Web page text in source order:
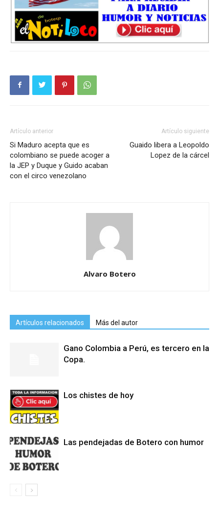
Artículo anterior
Si Maduro acepta que es
colombiano se puede acoger a
la JEP y Duque y Guido acaban
con el circo venezolano
Artículo siguiente
Guaido libera a Leopoldo
Lopez de la cárcel
Alvaro Botero
Artículos relacionados Más del autor
Gano Colombia a Perú, es tercero en la
Copa.
Los chistes de hoy
Las pendejadas de Botero con humor